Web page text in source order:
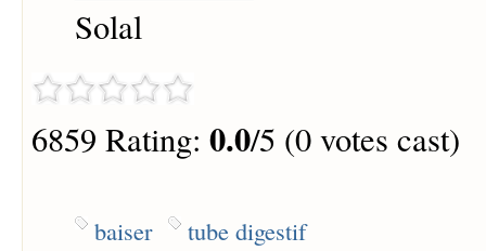
Solal
6859 Rating: 0.0/5 (0 votes cast)
baiser tube digestif